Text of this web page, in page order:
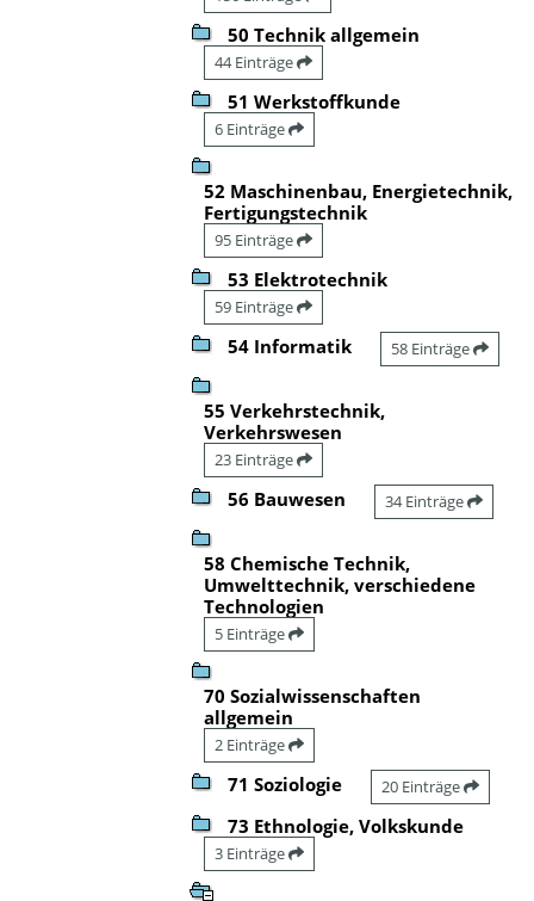
50 Technik allgemein
44 Einträge
51 Werkstoffkunde
6 Einträge
52 Maschinenbau, Energietechnik,
Fertigungstechnik
95 Einträge
53 Elektrotechnik
59 Einträge
54 Informatik 58 Einträge
55 Verkehrstechnik,
Verkehrswesen
23 Einträge
56 Bauwesen 34 Einträge
58 Chemische Technik,
Umwelttechnik, verschiedene
Technologien
5 Einträge
70 Sozialwissenschaften
allgemein
2 Einträge
71 Soziologie 20 Einträge
73 Ethnologie, Volkskunde
3 Einträge